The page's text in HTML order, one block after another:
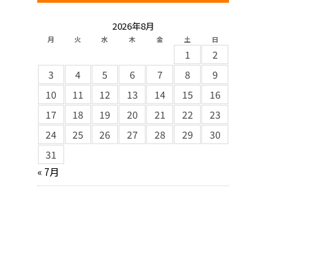
2026年8月
月 火 水 木 金 土 日
1
2
3
4 5 6 7 8
9
10
11 12 13 14 15
16
17
18 19 20 21 22
23
24
25 26 27 28 29
30
31
« 7月